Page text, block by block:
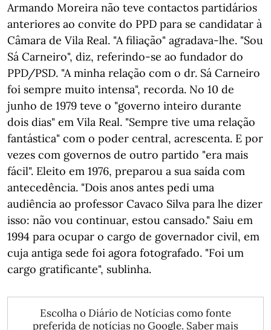
Armando Moreira não teve contactos partidários
anteriores ao convite do PPD para se candidatar à
Câmara de Vila Real. "A filiação" agradava-lhe. "Sou
Sá Carneiro", diz, referindo-se ao fundador do
PPD/PSD. "A minha relação com o dr. Sá Carneiro
foi sempre muito intensa", recorda. No 10 de
junho de 1979 teve o "governo inteiro durante
dois dias" em Vila Real. "Sempre tive uma relação
fantástica" com o poder central, acrescenta. E por
vezes com governos de outro partido "era mais
fácil". Eleito em 1976, preparou a sua saída com
antecedência. "Dois anos antes pedi uma
audiência ao professor Cavaco Silva para lhe dizer
isso: não vou continuar, estou cansado." Saiu em
1994 para ocupar o cargo de governador civil, em
cuja antiga sede foi agora fotografado. "Foi um
cargo gratificante", sublinha.
Escolha o Diário de Notícias como fonte
preferida de notícias no Google. Saber mais